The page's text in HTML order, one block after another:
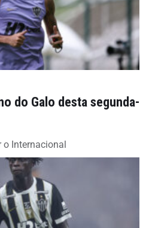
do Galo desta segunda-
Internacional